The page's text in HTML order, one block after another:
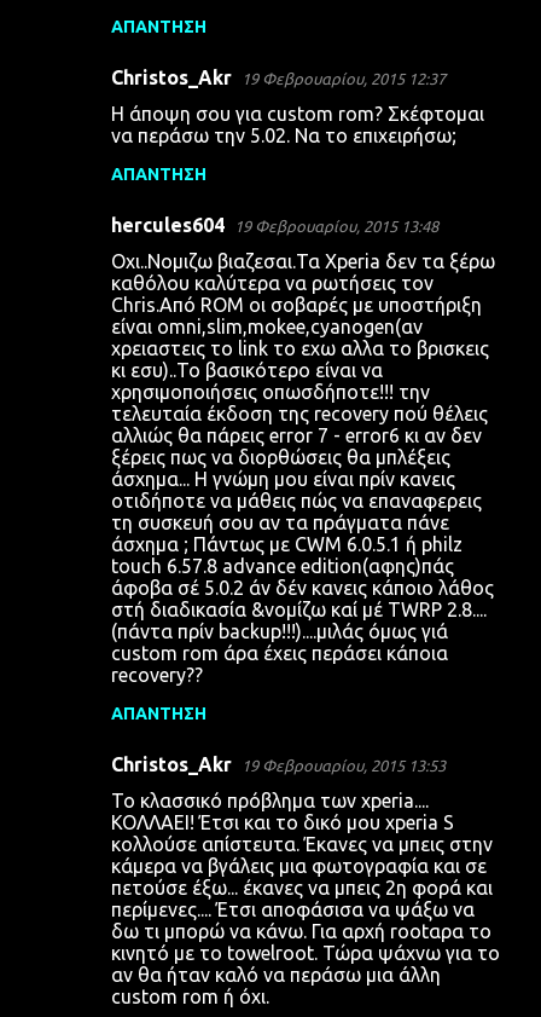
ΑΠΆΝΤΗΣΗ
Christos_Akr 19 Φεβρουαρίου, 2015 12:37
Η άποψη σου για custom rom? Σκέφτομαι
να περάσω την 5.02. Να το επιχειρήσω;
ΑΠΆΝΤΗΣΗ
hercules604 19 Φεβρουαρίου, 2015 13:48
Οχι..Νομιζω βιαζεσαι.Τα Xperia δεν τα ξέρω
καθόλου καλύτερα να ρωτήσεις τον
Chris.Από ROM οι σοβαρές με υποστήριξη
είναι omni,slim,mokee,cyanogen(αν
χρειαστεις το link το εχω αλλα το βρισκεις
κι εσυ)..Το βασικότερο είναι να
χρησιμοποιήσεις οπωσδήποτε!!! την
τελευταία έκδοση της recovery πού θέλεις
αλλιώς θα πάρεις error 7 - error6 κι αν δεν
ξέρεις πως να διορθώσεις θα μπλέξεις
άσχημα... Η γνώμη μου είναι πρίν κανεις
οτιδήποτε να μάθεις πώς να επαναφερεις
τη συσκευή σου αν τα πράγματα πάνε
άσχημα ; Πάντως με CWM 6.0.5.1 ή philz
touch 6.57.8 advance edition(αφης)πάς
άφοβα σέ 5.0.2 άν δέν κανεις κάποιο λάθος
στή διαδικασία &νομίζω καί μέ TWRP 2.8....
(πάντα πρίν backup!!!)....μιλάς όμως γιά
custom rom άρα έχεις περάσει κάποια
recovery??
ΑΠΆΝΤΗΣΗ
Christos_Akr 19 Φεβρουαρίου, 2015 13:53
Το κλασσικό πρόβλημα των xperia....
ΚΟΛΛΑΕΙ! Έτσι και το δικό μου xperia S
κολλούσε απίστευτα. Έκανες να μπεις στην
κάμερα να βγάλεις μια φωτογραφία και σε
πετούσε έξω... έκανες να μπεις 2η φορά και
περίμενες.... Έτσι αποφάσισα να ψάξω να
δω τι μπορώ να κάνω. Για αρχή rootαρα το
κινητό με το towelroot. Τώρα ψάχνω για το
αν θα ήταν καλό να περάσω μια άλλη
custom rom ή όχι.